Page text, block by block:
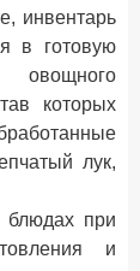
инвентарь
в готовую
которых
лук,
блюдах при
и